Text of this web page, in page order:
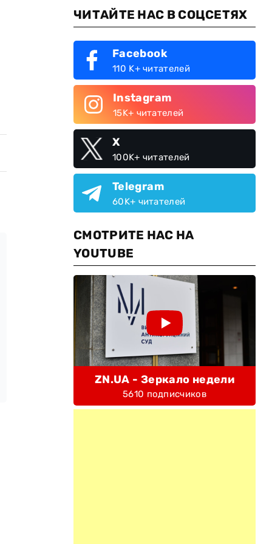
ЧИТАЙТЕ НАС В СОЦСЕТЯХ
Facebook
110 K+ читателей
Instagram
15K+ читателей
X
100K+ читателей
Telegram
60K+ читателей
СМОТРИТЕ НАС НА
YOUTUBE
ZN.UA - Зеркало недели
5610 подписчиков